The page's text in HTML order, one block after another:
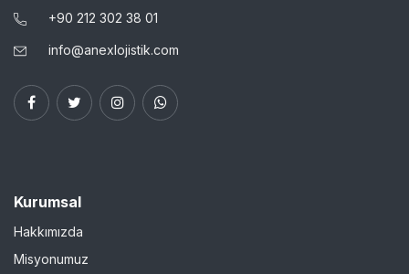
+90 ​212 302 38 01
info@anexlojistik.com
Kurumsal
Hakkımızda
Misyonumuz